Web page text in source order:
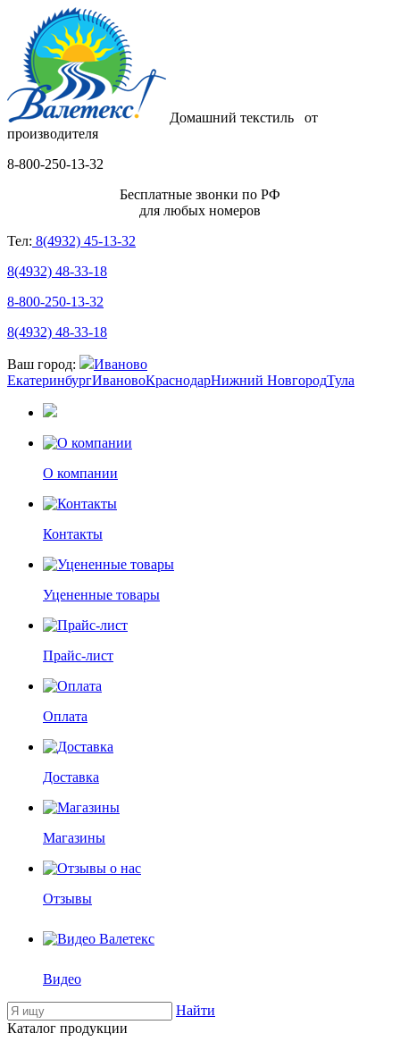
Домашний текстиль от
производителя
8-800-250-13-32
Бесплатные звонки по РФ
для любых номеров
Тел: 8(4932) 45-13-32
8(4932) 48-33-18
8-800-250-13-32
8(4932) 48-33-18
Ваш город:
Иваново
ЕкатеринбургИвановоКраснодарНижний НовгородТула
О компании
Контакты
Уцененные товары
Прайс-лист
Оплата
Доставка
Магазины
Отзывы
Видео
Найти
Каталог продукции